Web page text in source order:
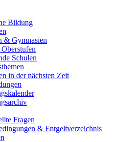
Bildung
& Gymnasien
Schulen
in der nächsten Zeit
Fragen
& Entgeltverzeichnis